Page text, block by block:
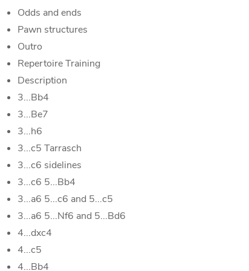
Odds and ends
Pawn structures
Outro
Repertoire Training
Description
3...Bb4
3...Be7
3...h6
3...c5 Tarrasch
3...c6 sidelines
3...c6 5...Bb4
3...a6 5...c6 and 5...c5
3...a6 5...Nf6 and 5...Bd6
4...dxc4
4...c5
4...Bb4